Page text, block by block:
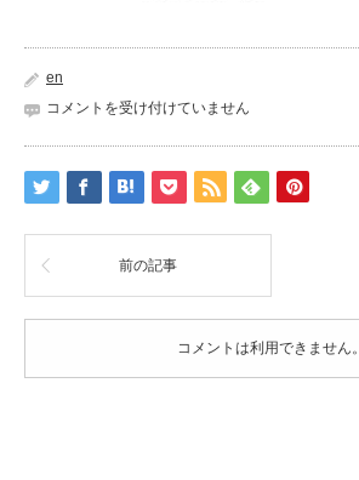
en
白
ー
料
定
張
コメントを受け付けていません
前の記事
コメントは利用できません。